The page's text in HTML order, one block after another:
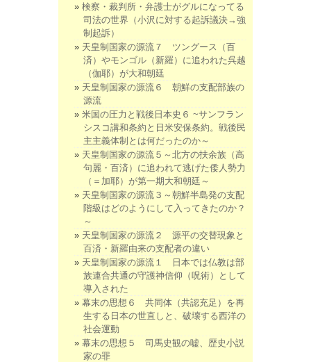
検察・裁判所・弁護士がグルになってる
司法の世界（小沢に対する起訴議決→強
制起訴）
天皇制国家の源流７ ツングース（百
済）やモンゴル（新羅）に追われた呉越
（伽耶）が大和朝廷
天皇制国家の源流６ 朝鮮の支配部族の
源流
米国の圧力と戦後日本史６ ~サンフラン
シスコ講和条約と日米安保条約。戦後民
主主義体制とは何だったのか～
天皇制国家の源流５～北方の扶余族（高
句麗・百済）に追われて逃げた倭人勢力
（＝加耶）が第一期大和朝廷～
天皇制国家の源流３～朝鮮半島発の支配
階級はどのようにして入ってきたのか？
～
天皇制国家の源流２ 源平の交替現象と
百済・新羅由来の支配者の違い
天皇制国家の源流１ 日本では仏教は部
族連合共通の守護神信仰（呪術）として
導入された
幕末の思想６ 共同体（共認充足）を再
生する日本の世直しと、破壊する西洋の
社会運動
幕末の思想５ 司馬史観の嘘、歴史小説
家の罪